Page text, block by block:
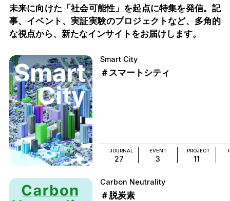
未来に向けた「社会可能性」を起点に特集を発信。記
事、イベント、実証実験のプロジェクトなど、多角的
な視点から、新たなインサイトをお届けします。
Smart City
＃スマートシティ
JOURNAL
27
EVENT
3
PROJECT
11
Carbon Neutrality
＃脱炭素